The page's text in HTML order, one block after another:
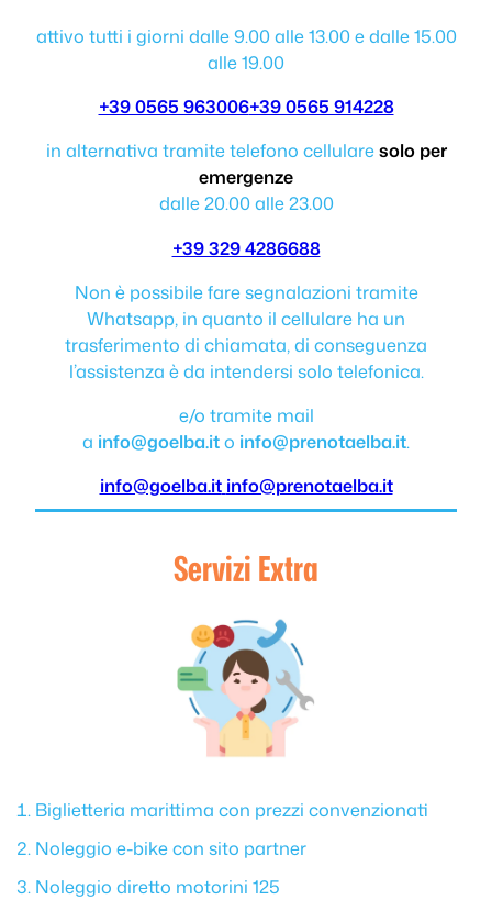
attivo tutti i giorni dalle 9.00 alle 13.00 e dalle 15.00
alle 19.00
+39 0565 963006+39 0565 914228
in alternativa tramite telefono cellularesolo per
emergenze
dalle 20.00 alle 23.00
+39 329 4286688
Non è possibile fare segnalazioni tramite
Whatsapp, in quanto il cellulare ha un
trasferimento di chiamata, di conseguenza
l’assistenza è da intendersi solo telefonica.
e/o tramite mail
a info@goelba.ito info@prenotaelba.it.
info@goelba.it info@prenotaelba.it
Servizi Extra
Biglietteria marittima con prezzi convenzionati
Noleggio e-bike con sito partner
Noleggio diretto motorini 125